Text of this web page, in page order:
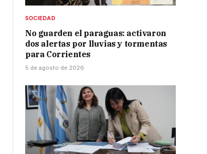
SOCIEDAD
No guarden el paraguas: activaron
dos alertas por lluvias y tormentas
para Corrientes
5 de agosto de 2026